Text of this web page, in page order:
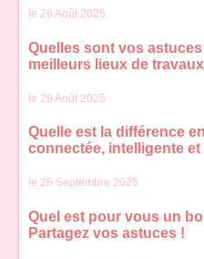
le 26 Août 2025
Quelles sont vos
meilleurs lieux de
le 29 Août 2025
Quelle est la différence
connectée, intelligente
le 26 Septembre 2025
Quel est pour vous un
Partagez vos astuces !